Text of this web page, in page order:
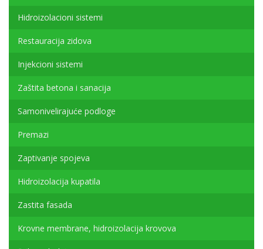
Hidroizolacioni sistemi
Restauracija zidova
Injekcioni sistemi
Zaštita betona i sanacija
Samonivelirajuće podloge
Premazi
Zaptivanje spojeva
Hidroizolacija kupatila
Zastita fasada
Krovne membrane, hidroizolacija krovova